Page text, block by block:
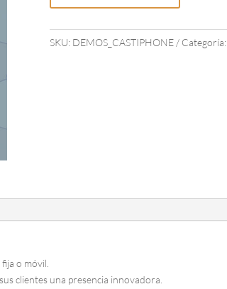
e
r
SKU: DEMOS_CASTIPHONE Categoría:
o móvil.
clientes una presencia innovadora.